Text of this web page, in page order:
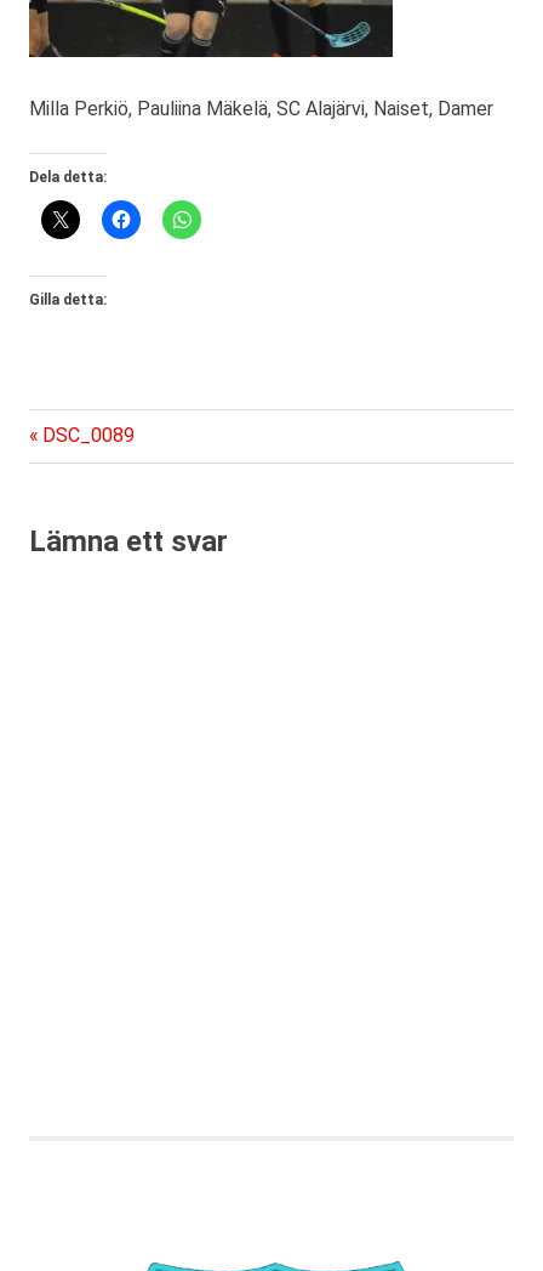
Milla Perkiö, Pauliina Mäkelä, SC Alajärvi, Naiset, Damer
Dela detta:
Gilla detta:
Inläggsnavigering
Föregående
inlägg:
DSC_0089
Lämna ett svar